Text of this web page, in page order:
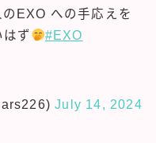
EXO への手応えを
ず
#EXO
July 14, 2024